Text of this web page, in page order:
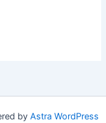
by Astra WordPress